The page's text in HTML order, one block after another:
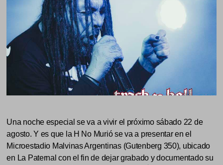
Una noche especial se va a vivir el próximo sábado 22 de
agosto. Y es que la H No Murió se va a presentar en el
Microestadio Malvinas Argentinas (Gutenberg 350), ubicado
en La Paternal con el fin de dejar grabado y documentado su